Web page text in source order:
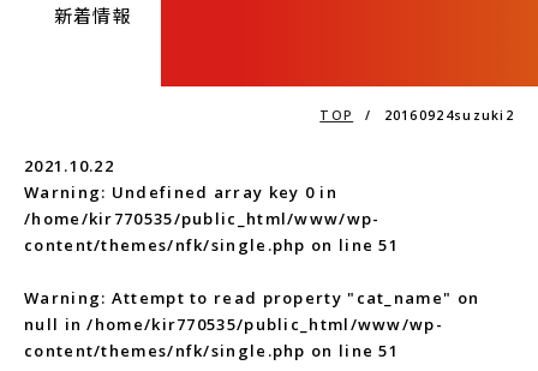
新着情報
TOP / 20160924suzuki2
2021.10.22
Warning: Undefined array key 0 in
/home/kir770535/public_html/www/wp-
content/themes/nfk/single.php on line51
Warning: Attempt to read property "cat_name" on
null in/home/kir770535/public_html/www/wp-
content/themes/nfk/single.php on line51